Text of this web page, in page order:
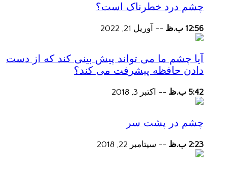
چشم درد خطرناک است؟
12:56 ب.ظ -- آوریل 21, 2022
آیا چشم ما می تواند پیش بینی کند که از دست
دادن حافظه پیشرفت می کند؟
5:42 ب.ظ -- اکتبر 3, 2018
چشم در پشت سر
2:23 ب.ظ -- سپتامبر 22, 2018